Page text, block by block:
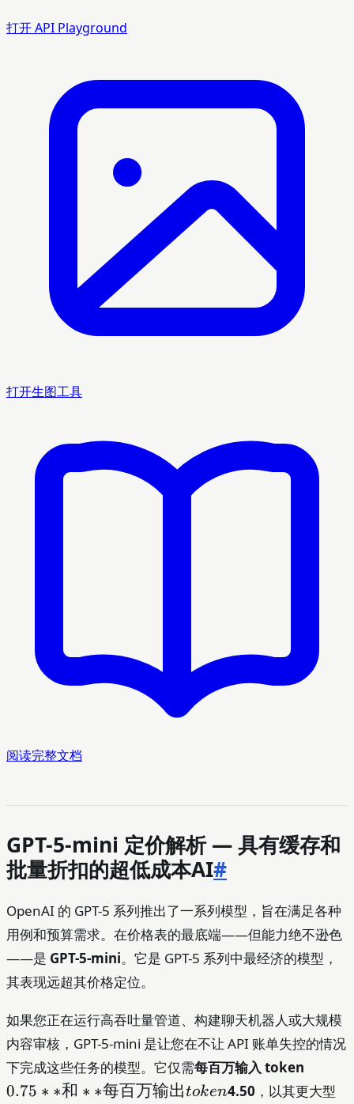
打开 API Playground
打开生图工具
阅读完整文档
GPT-5-mini 定价解析 — 具有缓存和
批量折扣的超低成本AI#
OpenAI 的 GPT-5 系列推出了一系列模型，旨在满足各种
用例和预算需求。在价格表的最底端——但能力绝不逊色
——是 GPT-5-mini。它是 GPT-5 系列中最经济的模型，
其表现远超其价格定位。
如果您正在运行高吞吐量管道、构建聊天机器人或大规模
内容审核，GPT-5-mini 是让您在不让 API 账单失控的情况
下完成这些任务的模型。它仅需每百万输入 token
和**
0.75 ∗ ∗和 ∗ ∗每百万输出token4.50 ，以其更大型